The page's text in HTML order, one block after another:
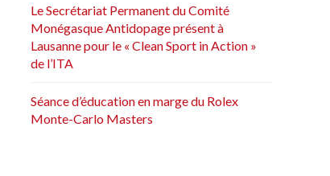
Le Secrétariat Permanent du Comité
Monégasque Antidopage présent à
Lausanne pour le « Clean Sport in Action »
de l’ITA
Séance d’éducation en marge du Rolex
Monte-Carlo Masters